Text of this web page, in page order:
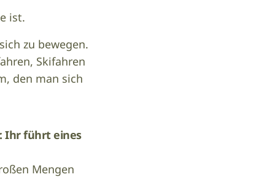
ist.
zu bewegen.
Skifahren
den man sich
Ihr führt eines
Mengen